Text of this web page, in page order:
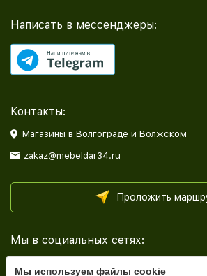
Написать в мессенджеры:
Контакты:
Магазины в Волгограде и Волжском
zakaz@mebeldar34.ru
Проложить
Мы в социальных сетях:
Мы используем файлы cookie